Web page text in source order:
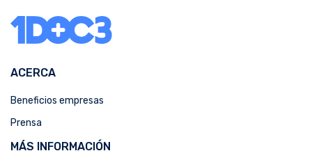
ACERCA
Beneficios empresas
Prensa
MÁS INFORMACIÓN